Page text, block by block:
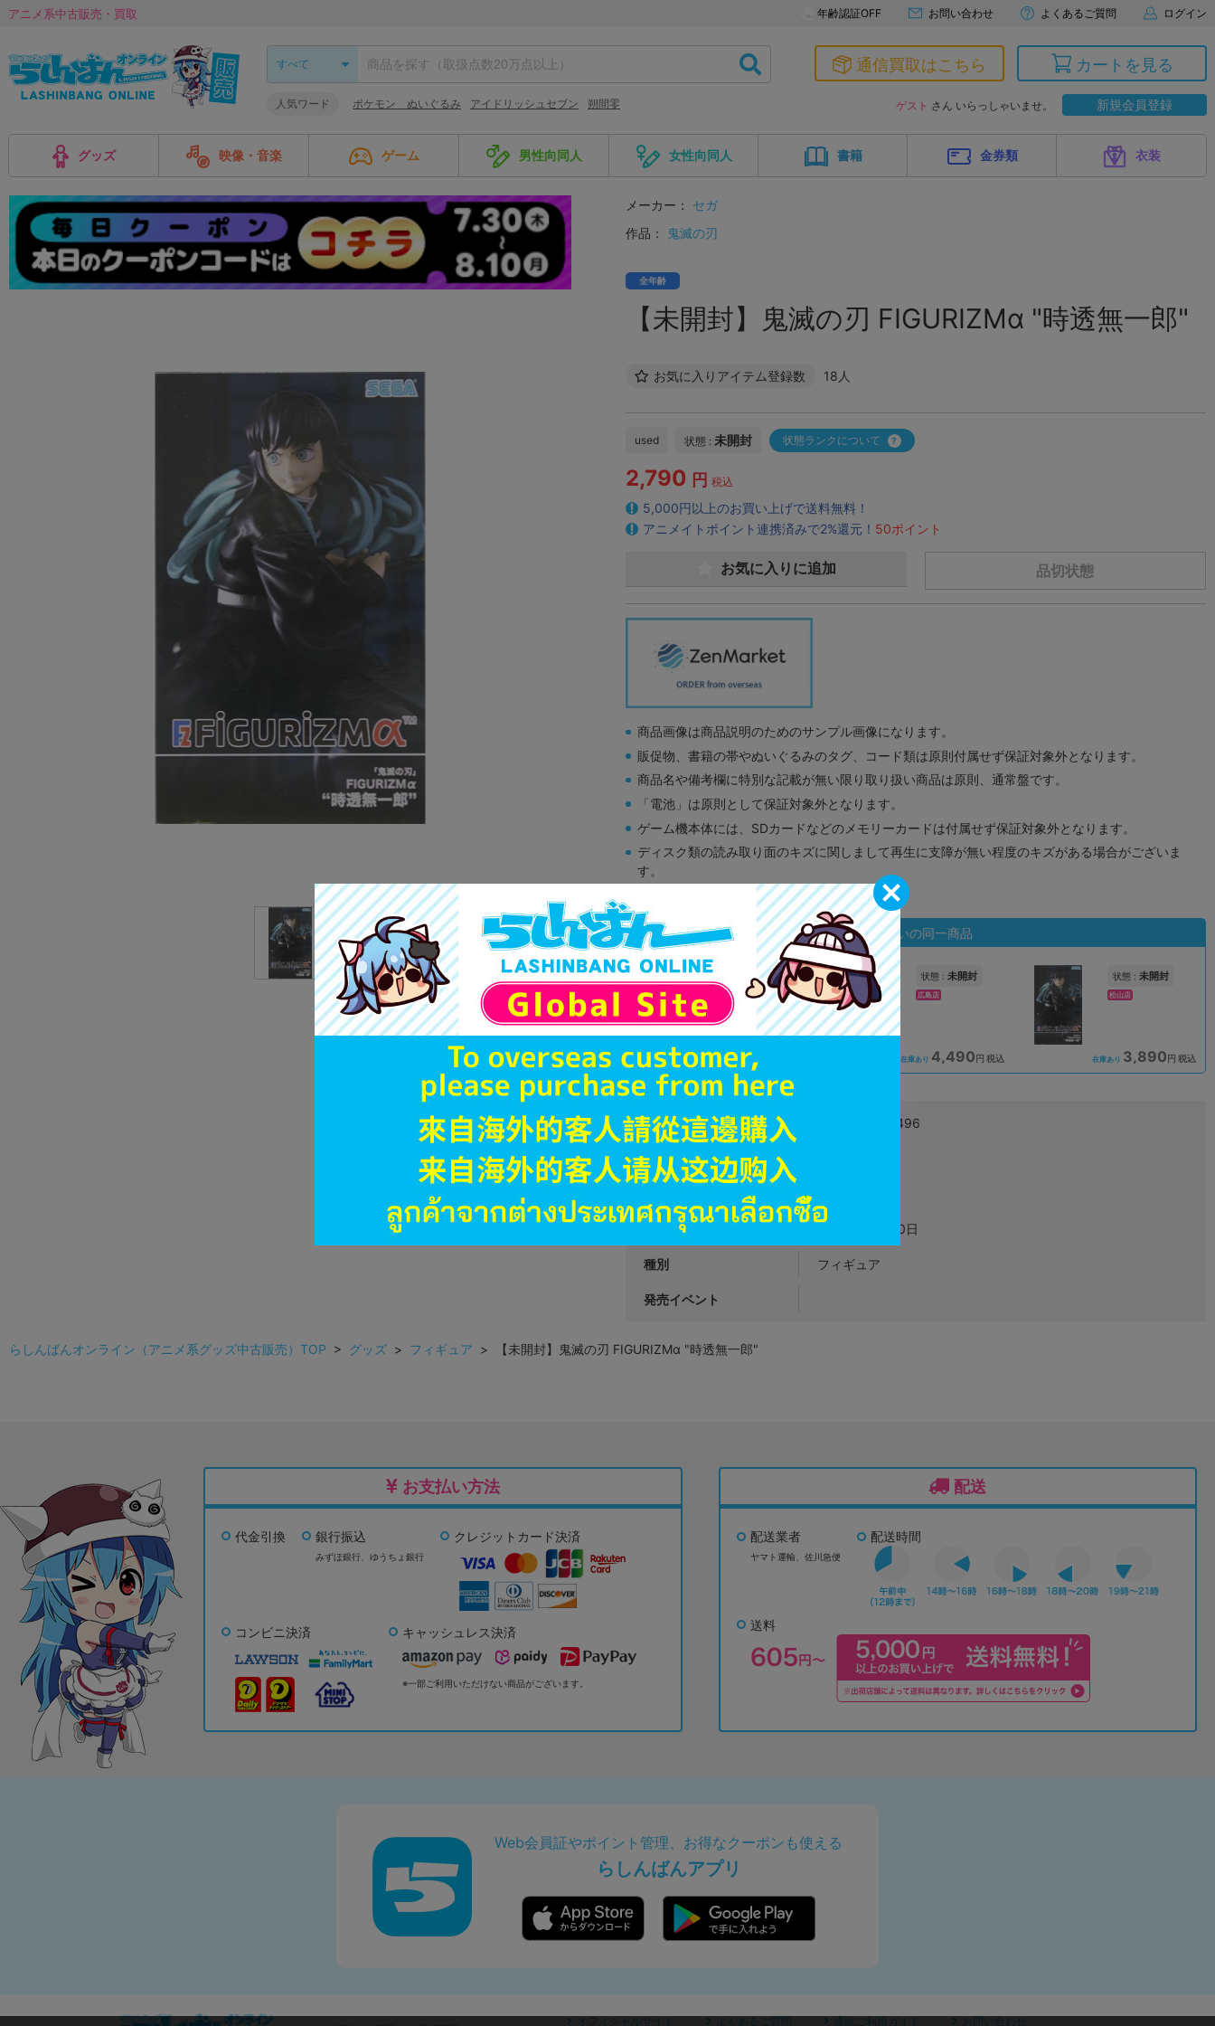
アニメ系中古販売・買取 年齢認証OFF お問い合わせ よくあるご質問 ログイン
人気ワード ポケモン ぬいぐるみ アイドリッシュセブン 朔間零
通信買取はこちら カートを見る
ゲスト さん いらっしゃいませ。 新規会員登録
グッズ 映像・音楽 ゲーム 男性向同人 女性向同人 書籍 金券類 衣装
メーカー：
セガ
作品：
鬼滅の刃
全年齢
【未開封】鬼滅の刃 FIGURIZMα "時透無一郎"
お気に入りアイテム登録数 18人
used 状態 : 未開封 状態ランクについて
2,790 円 税込
5,000円以上のお買い上げで送料無料！
アニメイトポイント連携済みで2%還元！ 50ポイント
品切状態
お気に入りに追加
商品画像は商品説明のためのサンプル画像になります。
販促物、書籍の帯やぬいぐるみのタグ、コード類は原則付属せず保証対象外となります。
商品名や備考欄に特別な記載が無い限り取り扱い商品は原則、通常盤です。
「電池」は原則として保証対象外となります。
ゲーム機本体には、SDカードなどのメモリーカードは付属せず保証対象外となります。
ディスク類の読み取り面のキズに関しまして再生に支障が無い程度のキズがある場合がございま
す。
※詳細につきましてはコチラ
状態違いの同一商品
状態 :A
オンライン
品切状態 3,390
状態 : 未開封
広島店
在庫あり 4,490円 税込
状態 : 未開封
松山店
在庫あり 3,890円 税込
JANコード 4580779524496
商品番号
発売日 2023年06月30日
種別 フィギュア
発売イベント
らしんばんオンライン（アニメ系グッズ中古販売）TOP > グッズ > フィギュア > 【未開封】鬼滅の刃 FIGURIZMα "時透無一郎"
お支払い方法
代金引換 銀行振込
みずほ銀行、 ゆうちょ銀行
クレジットカード決済
コンビニ決済 キャッシュレス決済
※一部ご利用いただけない商品がございます。
配送
配送業者
ヤマト運輸、佐川急便
配送時間
送料
Web会員証やポイント管理、お得なクーポンも使える
らしんばんアプリ
オフィシャルサイト よくあるご質問 通販ご利用ガイド お問い合わせ